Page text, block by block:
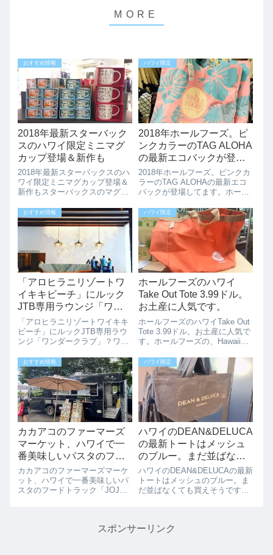
おすすめ情報
2018年最新スターバック
スのハワイ限定ミニマグ
カップ登場＆新作も
2018年最新スターバックスのハ
ワイ限定ミニマグカップ登場＆
新作もスターバックスのマグカ
介です。新作は左側のミニマグ
カップ２種類と右側の白とゴー
ルドのマグカップです。今まで
大きなマグカップしかありませ
んでしたが、...
ハワイ限定
2018年ホールフーズ。ピ
ンクカラーのTAG ALOHA
の最新エコバックが登場
してます。
2018年ホールフーズ。ピンクカ
ラーのTAG ALOHAの最新エコ
バックが登場してます。ホール
ラーのエコバックが登場してい
ました。ピンクカーラーに水色
のモンステラの葉っぱとパイナ
ップル、ハイビスカス柄がとっ
てもキ...
おすすめ情報
「アロヒラニリゾートワ
イキキビーチ」にルック
JTB専用ラウンジ「ワン
ダークラブ」？
「アロヒラニリゾートワイキキ
ビーチ」にルックJTB専用ラウ
ンジ「ワンダークラブ」？ワイ
トワイキキビーチ」にルック
JTB専用のラウンジ「ワンダー
クラブ」ができました。アロヒ
ラニリゾートワイキキビーチ
は、2018年に...
ハワイ限定
ホールフーズのハワイ
Take Out Tote 3.99ドル。
お土産に人気です。
ホールフーズのハワイTake Out
Tote 3.99ドル。お土産に人気で
す。ホールフーズの、Hawaii
値段も3.99ドルとお手頃でお土
産に人気になりそうです。ちょ
っとしたお土産に、ばら撒き
土...
おすすめ情報
カカアコのファーマーズ
マーケット、ハワイで一
番美味しいパスタのフー
ドトラック「JOJA
HAWAII」
カカアコのファーマーズマーケ
ット、ハワイで一番美味しいパ
スタのフードトラック「JOJA
のフードトラック「JOJA
ハワイ限定
ハワイのDEAN&DELUCA
の最新トートはメッシュ
のブルー。まだ並ばなく
ても買えそうです。
ハワイのDEAN&DELUCAの最新
トートはメッシュのブルー。ま
だ並ばなくても買えそうです。
ルーのメッシュ」のトートバッ
スポンサーリンク